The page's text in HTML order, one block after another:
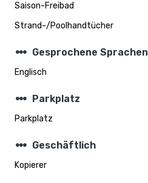
Saison-Freibad
Strand-/Poolhandtücher
steppers Gesprochene Sprachen
Englisch
steppers Parkplatz
Parkplatz
steppers Geschäftlich
Kopierer